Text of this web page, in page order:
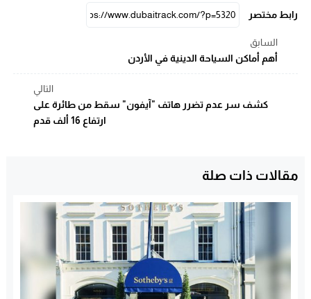
رابط مختصر
السابق
أهم أماكن السياحة الدينية في الأردن
التالي
كشف سر عدم تضرر هاتف "آيفون" سقط من طائرة على
ارتفاع 16 ألف قدم
مقالات ذات صلة